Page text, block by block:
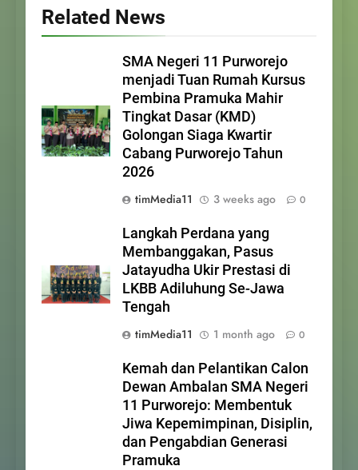
Related News
SMA Negeri 11 Purworejo
menjadi Tuan Rumah Kursus
Pembina Pramuka Mahir
Tingkat Dasar (KMD)
Golongan Siaga Kwartir
Cabang Purworejo Tahun
2026
timMedia11
3 weeks ago 0
Langkah Perdana yang
Membanggakan, Pasus
Jatayudha Ukir Prestasi di
LKBB Adiluhung Se-Jawa
Tengah
timMedia11
1 month ago 0
Kemah dan Pelantikan Calon
Dewan Ambalan SMA Negeri
11 Purworejo: Membentuk
Jiwa Kepemimpinan, Disiplin,
dan Pengabdian Generasi
Pramuka